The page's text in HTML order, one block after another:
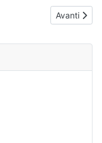
Articolo
Avanti